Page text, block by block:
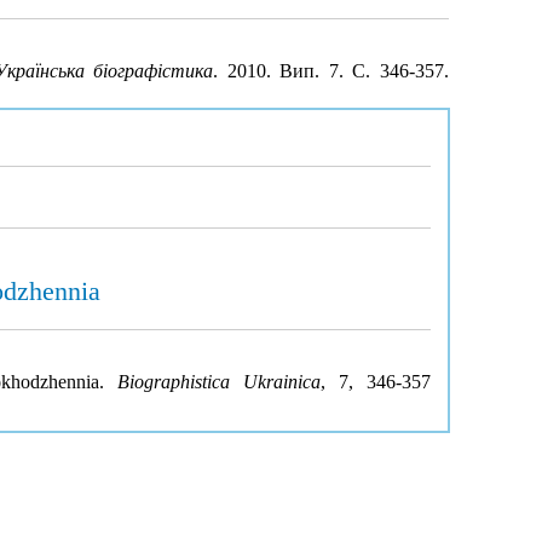
біографістика. 2010. Вип. 7. С. 346-357.
Biographistica Ukrainica, 7, 346-357